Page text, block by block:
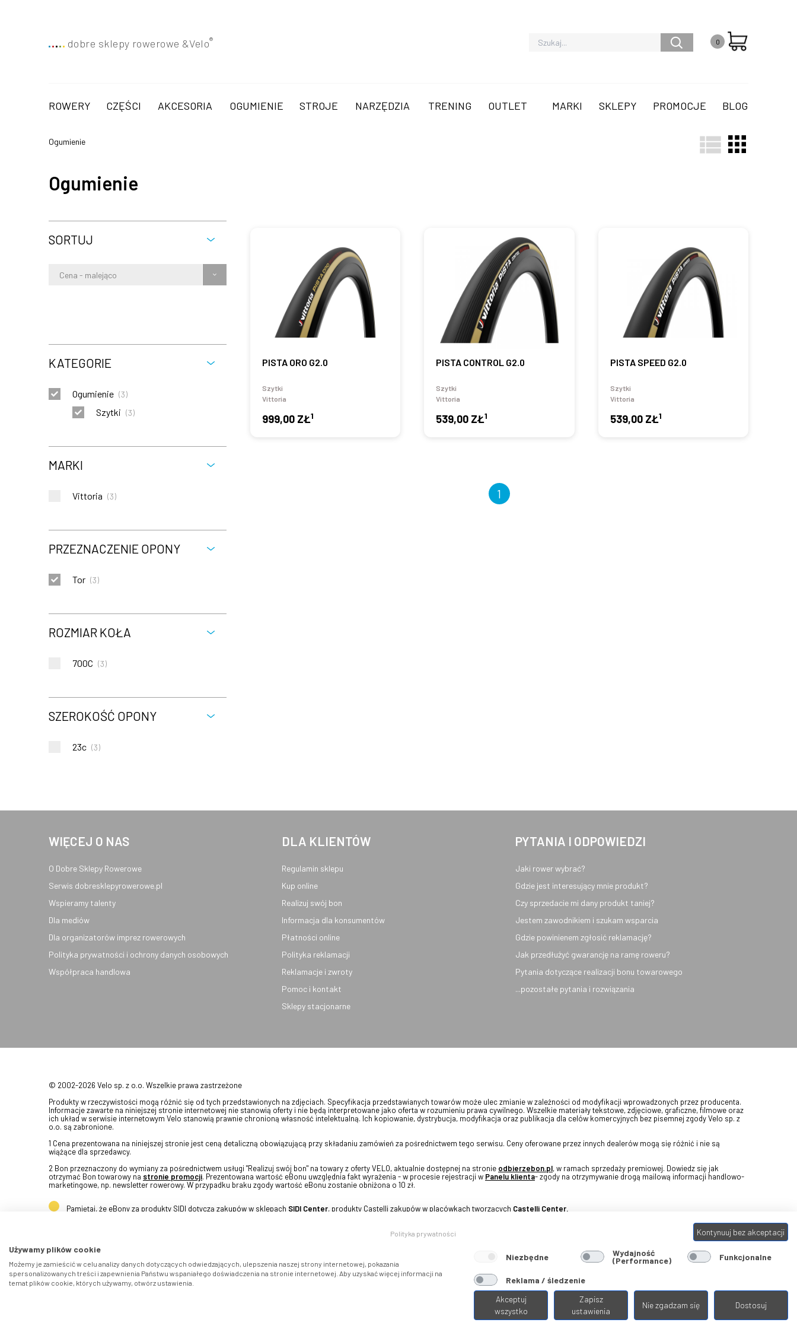
dobre sklepy rowerowe &Velo® 0
ROWERY CZĘŚCI AKCESORIA OGUMIENIE STROJE NARZĘDZIA TRENING OUTLET MARKI SKLEPY PROMOCJE BLOG
Ogumienie
Ogumienie
SORTUJ
Cena - malejąco
KATEGORIE
Ogumienie (3)
Szytki (3)
MARKI
Vittoria (3)
PRZEZNACZENIE OPONY
Tor (3)
ROZMIAR KOŁA
700C (3)
SZEROKOŚĆ OPONY
23c (3)
PISTA ORO G2.0
Szytki
Vittoria
999,00 ZŁ1
PISTA CONTROL G2.0
Szytki
Vittoria
539,00 ZŁ1
PISTA SPEED G2.0
Szytki
Vittoria
539,00 ZŁ1
1
WIĘCEJ O NAS
O Dobre Sklepy Rowerowe
Serwis dobresklepyrowerowe.pl
Wspieramy talenty
Dla mediów
Dla organizatorów imprez rowerowych
Polityka prywatności i ochrony danych osobowych
Współpraca handlowa
DLA KLIENTÓW
Regulamin sklepu
Kup online
Realizuj swój bon
Informacja dla konsumentów
Płatności online
Polityka reklamacji
Reklamacje i zwroty
Pomoc i kontakt
Sklepy stacjonarne
PYTANIA I ODPOWIEDZI
Jaki rower wybrać?
Gdzie jest interesujący mnie produkt?
Czy sprzedacie mi dany produkt taniej?
Jestem zawodnikiem i szukam wsparcia
Gdzie powinienem zgłosić reklamację?
Jak przedłużyć gwarancję na ramę roweru?
Pytania dotyczące realizacji bonu towarowego
...pozostałe pytania i rozwiązania
© 2002-2026 Velo sp. z o.o. Wszelkie prawa zastrzeżone
Produkty w rzeczywistości mogą różnić się od tych przedstawionych na zdjęciach. Specyfikacja przedstawianych towarów może ulec zmianie w zależności od modyfikacji wprowadzonych przez producenta.
Informacje zawarte na niniejszej stronie internetowej nie stanowią oferty i nie będą interpretowane jako oferta w rozumieniu prawa cywilnego. Wszelkie materiały tekstowe, zdjęciowe, graficzne, filmowe oraz
ich układ w serwisie internetowym Velo stanowią prawnie chronioną własność intelektualną. Ich kopiowanie, dystrybucja, modyfikacja oraz publikacja dla celów komercyjnych bez pisemnej zgody Velo sp. z
o.o. są zabronione.
1 Cena prezentowana na niniejszej stronie jest ceną detaliczną obowiązującą przy składaniu zamówień za pośrednictwem tego serwisu. Ceny oferowane przez innych dealerów mogą się różnić i nie są
wiążące dla sprzedawcy.
2 Bon przeznaczony do wymiany za pośrednictwem usługi "Realizuj swój bon" na towary z oferty VELO, aktualnie dostępnej na stronie odbierzebon.pl, w ramach sprzedaży premiowej. Dowiedz się jak
otrzymać Bon towarowy na stronie promocji. Prezentowana wartość eBonu uwzględnia fakt wyrażenia - w procesie rejestracji w Panelu klienta- zgody na otrzymywanie drogą mailową informacji handlowo-
marketingowe, np. newsletter rowerowy. W przypadku braku zgody wartość eBonu zostanie obniżona o 10 zł.
Pamiętaj, że eBony za produkty SIDI dotyczą zakupów w sklepach SIDI Center, produkty Castelli zakupów w placówkach tworzących Castelli Center.
Kontynuuj bez akceptacji
Polityka prywatności
Używamy plików cookie
Możemy je zamieścić w celu analizy danych dotyczących odwiedzających, ulepszenia naszej strony internetowej, pokazania
spersonalizowanych treści i zapewnienia Państwu wspaniałego doświadczenia na stronie internetowej. Aby uzyskać więcej informacji na
temat plików cookie, których używamy, otwórz ustawienia.
Niezbędne Wydajność
(Performance) Funkcjonalne
Reklama / śledzenie
Akceptuj
wszystko
Zapisz
ustawienia
Nie zgadzam się Dostosuj